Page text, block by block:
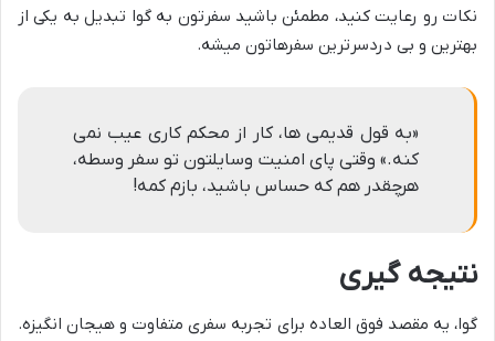
نکات رو رعایت کنید، مطمئن باشید سفرتون به گوا تبدیل به یکی از
بهترین و بی دردسرترین سفرهاتون میشه.
«به قول قدیمی ها، کار از محکم کاری عیب نمی
کنه.» وقتی پای امنیت وسایلتون تو سفر وسطه،
هرچقدر هم که حساس باشید، بازم کمه!
نتیجه گیری
گوا، یه مقصد فوق العاده برای تجربه سفری متفاوت و هیجان انگیزه.